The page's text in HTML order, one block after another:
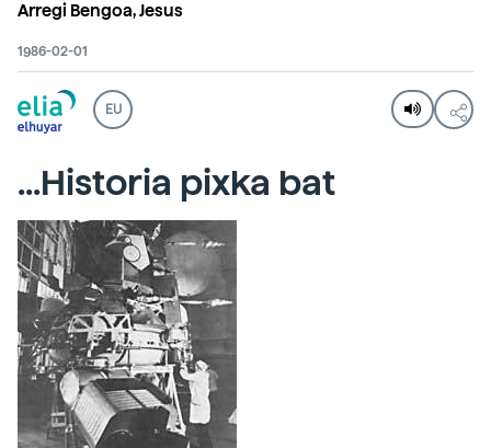
Arregi Bengoa, Jesus
1986-02-01
EU
...Historia pixka bat